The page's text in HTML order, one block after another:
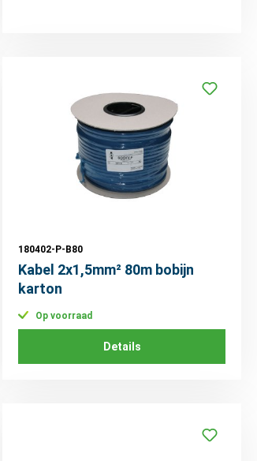
180402-P-B80
Kabel 2x1,5mm² 80m bobijn
karton
Op voorraad
Details